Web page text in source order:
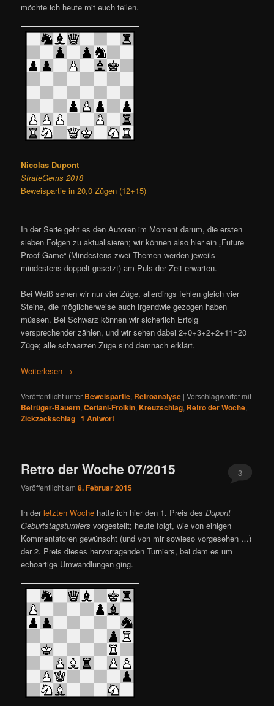
möchte ich heute mit euch teilen.
Nicolas Dupont
StrateGems 2018
Beweispartie in 20,0 Zügen (12+15)
In der Serie geht es den Autoren im Moment darum, die ersten
sieben Folgen zu aktualisieren; wir können also hier ein „Future
Proof Game“ (Mindestens zwei Themen werden jeweils
mindestens doppelt gesetzt) am Puls der Zeit erwarten.
Bei Weiß sehen wir nur vier Züge, allerdings fehlen gleich vier
Steine, die möglicherweise auch irgendwie gezogen haben
müssen. Bei Schwarz können wir sicherlich Erfolg
versprechender zählen, und wir sehen dabei 2+0+3+2+2+11=20
Züge; alle schwarzen Züge sind demnach erklärt.
Weiterlesen →
Veröffentlicht unter Beweispartie, Retroanalyse |Verschlagwortet mit
Betrüger-Bauern,Ceriani-Frolkin,Kreuzschlag, Retro der Woche,
Zickzackschlag |1 Antwort
Retro der Woche 07/2015
Veröffentlicht am8. Februar 2015
3
In derletzten Woche hatte ich hier den 1. Preis desDupont
Geburtstagsturniers vorgestellt; heute folgt, wie von einigen
Kommentatoren gewünscht (und von mir sowieso vorgesehen …)
der 2. Preis dieses hervorragenden Turniers, bei dem es um
echoartige Umwandlungen ging.